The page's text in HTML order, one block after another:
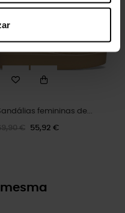
femininas de...
€ 55,92 €